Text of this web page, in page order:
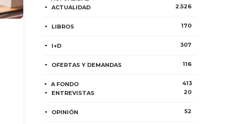
ACTUALIDAD
2.526
LIBROS 170
I+D 307
OFERTAS Y DEMANDAS 116
A FONDO
413
ENTREVISTAS
20
OPINIÓN 52